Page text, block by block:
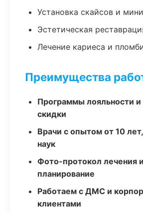
Установка скайсов и
Эстетическая
Лечение кариеса и
Преимущества
Программы лояльности
скидки
Врачи с опытом от 10
наук
Фото-протокол лечения
планирование
Работаем с ДМС и
клиентами